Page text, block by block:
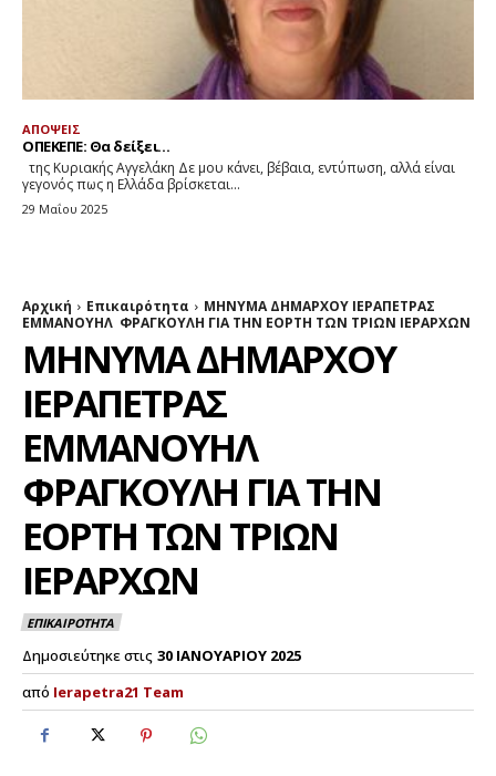
ΑΠΟΨΕΙΣ
ΟΠΕΚΕΠΕ: Θα δείξει…
γεγονός πως η Ελλάδα βρίσκεται...
29 Μαΐου 2025